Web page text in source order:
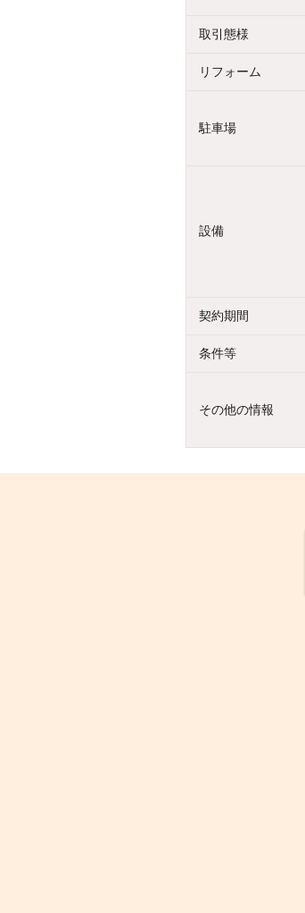
取引態様
リフォーム
駐車場
設備
契約期間
条件等
その他の情報